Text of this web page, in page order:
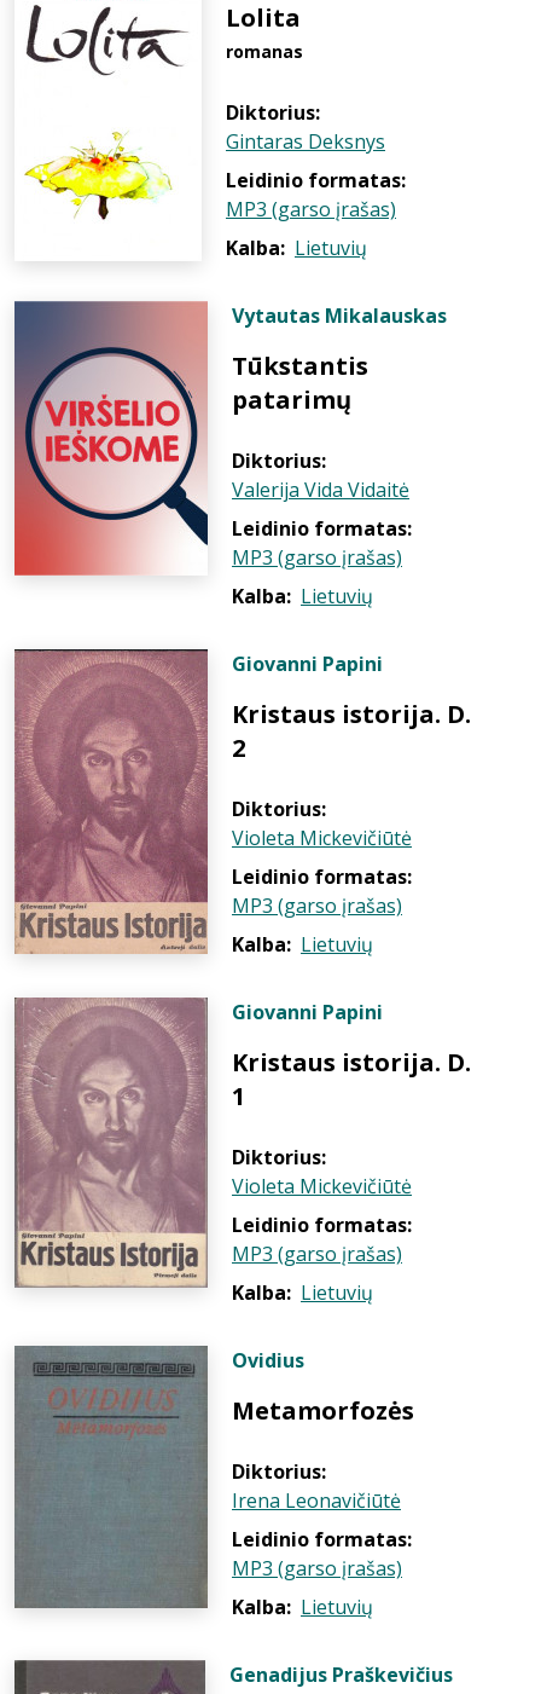
Lolita
romanas
Diktorius:
Gintaras Deksnys
Leidinio formatas:
MP3 (garso įrašas)
Kalba: Lietuvių
Vytautas Mikalauskas
Tūkstantis
patarimų
Diktorius:
Valerija Vida Vidaitė
Leidinio formatas:
MP3 (garso įrašas)
Kalba: Lietuvių
Giovanni Papini
Kristaus istorija. D.
2
Diktorius:
Violeta Mickevičiūtė
Leidinio formatas:
MP3 (garso įrašas)
Kalba: Lietuvių
Giovanni Papini
Kristaus istorija. D.
1
Diktorius:
Violeta Mickevičiūtė
Leidinio formatas:
MP3 (garso įrašas)
Kalba: Lietuvių
Ovidius
Metamorfozės
Diktorius:
Irena Leonavičiūtė
Leidinio formatas:
MP3 (garso įrašas)
Kalba: Lietuvių
Genadijus Praškevičius